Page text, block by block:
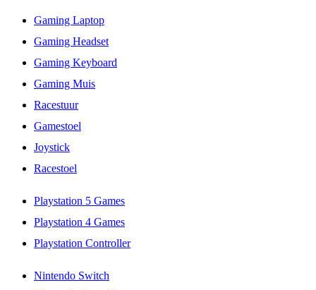
Gaming Laptop
Gaming Headset
Gaming Keyboard
Gaming Muis
Racestuur
Gamestoel
Joystick
Racestoel
Playstation 5 Games
Playstation 4 Games
Playstation Controller
Nintendo Switch